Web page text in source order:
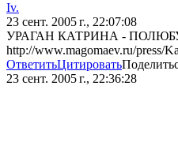
Iv.
23 сент. 2005 г., 22:07:08
УРАГАН КАТРИНА -
http://www.magomaev.ru/press/
ОтветитьЦитировать
23 сент. 2005 г., 22:36:28